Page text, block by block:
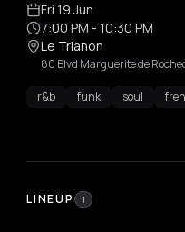
Fri 19 Jun
7:00 PM - 10:30 PM
Le Trianon
80 Blvd Marguerite de
r&b funk soul
LINEUP 1